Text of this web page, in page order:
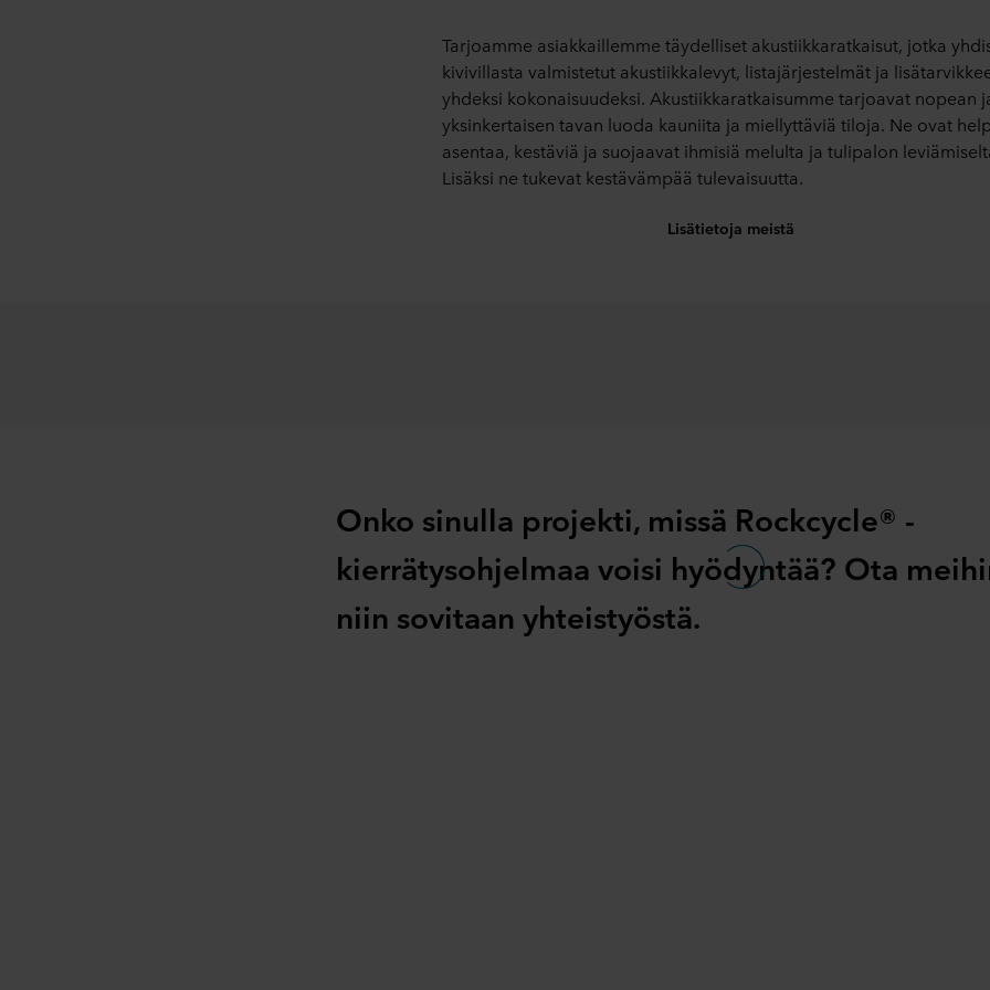
Tarjoamme asiakkaillemme täydelliset akustiikkaratkaisut, jotka
kivivillasta valmistetut akustiikkalevyt, listajärjestelmät ja
yhdeksi kokonaisuudeksi. Akustiikkaratkaisumme tarjoavat nopean
yksinkertaisen tavan luoda kauniita ja miellyttäviä tiloja. Ne ovat
asentaa, kestäviä ja suojaavat ihmisiä melulta ja tulipalon
Lisäksi ne tukevat kestävämpää tulevaisuutta.
Lisätietoja meistä
Onko sinulla projekti, missä Rockcycle® -
kierrätysohjelmaa voisi hyödyntää? Ota
niin sovitaan yhteistyöstä.